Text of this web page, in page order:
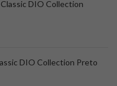
DIO Collection
DIO Collection Preto